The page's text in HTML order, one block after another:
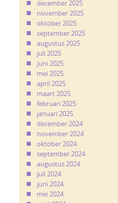
december 2025
november 2025
oktober 2025
september 2025
augustus 2025
juli 2025
juni 2025
mei 2025
april 2025
maart 2025
februari 2025
januari 2025
december 2024
november 2024
oktober 2024
september 2024
augustus 2024
juli 2024
juni 2024
mei 2024